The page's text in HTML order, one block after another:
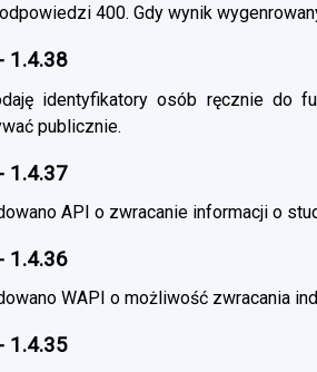
400. Gdy wynik
1.4.38
identyfikatory osób ręcznie do
publicznie.
1.4.37
API o zwracanie informacji o
1.4.36
WAPI o możliwość zwracania
1.4.35